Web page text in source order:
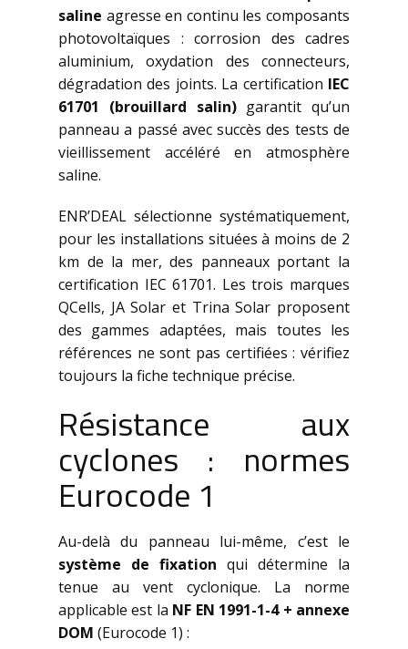
saline agresse en continu les composants
photovoltaïques : corrosion des cadres
aluminium, oxydation des connecteurs,
dégradation des joints. La certification IEC
61701 (brouillard salin)garantit qu’un
panneau a passé avec succès des tests de
vieillissement accéléré en atmosphère
saline.
ENR’DEAL sélectionne systématiquement,
pour les installations situées à moins de 2
km de la mer, des panneaux portant la
certification IEC 61701. Les trois marques
QCells, JA Solar et Trina Solar proposent
des gammes adaptées, mais toutes les
références ne sont pas certifiées : vérifiez
toujours la fiche technique précise.
Résistance aux
cyclones : normes
Eurocode 1
Au-delà du panneau lui-même, c’est le
système de fixation qui détermine la
tenue au vent cyclonique. La norme
applicable est la NF EN 1991-1-4 + annexe
DOM (Eurocode 1) :